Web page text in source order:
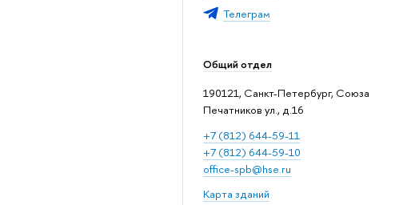
Телеграм
Общий отдел
190121, Санкт-Петербург, Союза
Печатников ул., д.16
+7 (812) 644-59-11
+7 (812) 644-59-10
office-spb@hse.ru
Карта зданий